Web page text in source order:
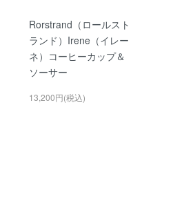
Rorstrand（ロールスト
ランド）Irene（イレー
ネ）コーヒーカップ＆
ソーサー
13,200円(税込)